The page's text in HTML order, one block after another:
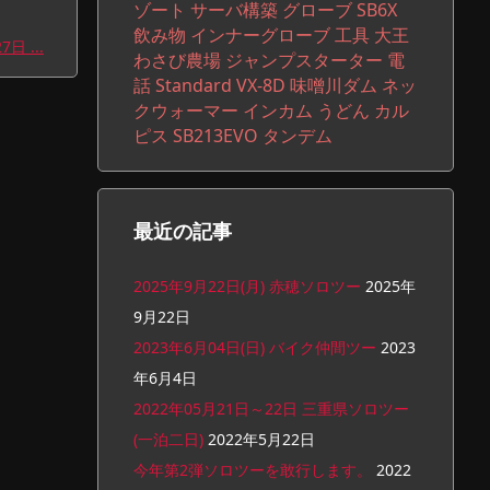
日 ...
ゾート サーバ構築 グローブSB6X
飲み物 インナーグローブ工具 大王
わさび農場 ジャンプスターター 電
話Standard VX-8D 味噌川ダム ネッ
クウォーマー インカム うどん カル
ピス SB213EVO タンデム
最近の記事
2025年9月22日(月) 赤穂ソロツー 2025年
9月22日
2023年6月04日(日) バイク仲間ツー 2023
年6月4日
2022年05月21日～22日 三重県ソロツー
(一泊二日) 2022年5月22日
今年第2弾ソロツーを敢行します。
2022